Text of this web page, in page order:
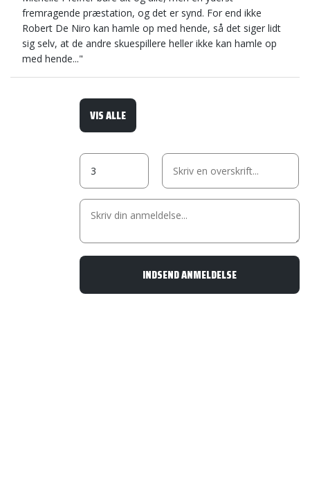
fremragende præstation, og det er synd. For end ikke
Robert De Niro kan hamle op med hende, så det siger lidt
sig selv, at de andre skuespillere heller ikke kan hamle op
med hende..."
VIS ALLE